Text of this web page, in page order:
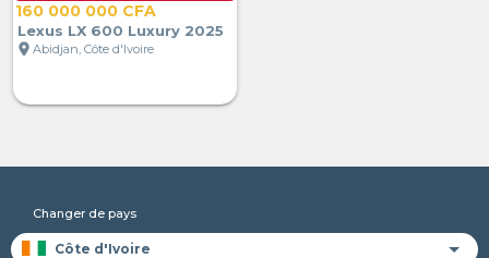
160 000 000 CFA
Lexus LX 600 Luxury 2025
location_on Abidjan, Côte d'Ivoire
Changer de pays